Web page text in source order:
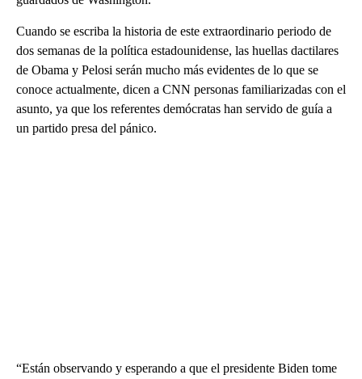
Cuando se escriba la historia de este extraordinario periodo de
dos semanas de la política estadounidense, las huellas dactilares
de Obama y Pelosi serán mucho más evidentes de lo que se
conoce actualmente, dicen a CNN personas familiarizadas con el
asunto, ya que los referentes demócratas han servido de guía a
un partido presa del pánico.
“Están observando y esperando a que el presidente Biden tome